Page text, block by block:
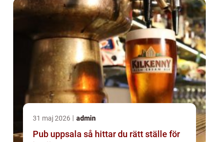
31 maj 2026 admin
Pub uppsala så hittar du rätt ställe för